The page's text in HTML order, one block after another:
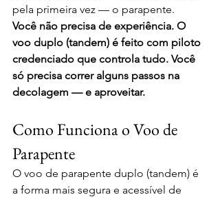
pela primeira vez — o parapente.
Você não precisa de experiência. O
voo duplo (tandem) é feito com piloto
credenciado que controla tudo. Você
só precisa correr alguns passos na
decolagem — e aproveitar.
Como Funciona o Voo de
Parapente
O voo de parapente duplo (tandem) é
a forma mais segura e acessível de